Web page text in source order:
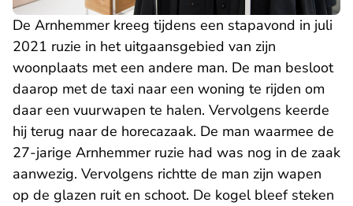
De Arnhemmer kreeg tijdens een stapavond in juli
2021 ruzie in het uitgaansgebied van zijn
woonplaats met een andere man. De man besloot
daarop met de taxi naar een woning te rijden om
daar een vuurwapen te halen. Vervolgens keerde
hij terug naar de horecazaak. De man waarmee de
27-jarige Arnhemmer ruzie had was nog in de zaak
aanwezig. Vervolgens richtte de man zijn wapen
op de glazen ruit en schoot. De kogel bleef steken